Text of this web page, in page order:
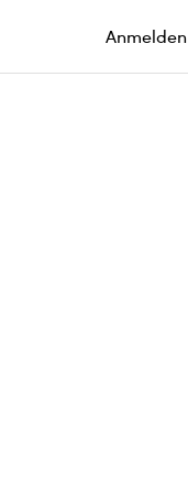
Anmelden